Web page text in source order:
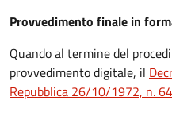
Provvedimento finale in
Quando al termine del
provvedimento digitale, il
Repubblica 26/10/1972, n.